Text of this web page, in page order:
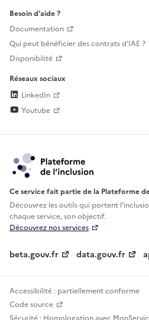
Besoin d'aide ?
Documentation
Qui peut bénéficier des contrats d'IAE ?
Disponibilité
Réseaux sociaux
LinkedIn
Youtube
Ce service fait partie de la Plateforme
Découvrez les outils qui portent
chaque service, son objectif.
Découvrez nos services
beta.gouv.fr data.gouv.fr
Accessibilité : partiellement conforme
Code source